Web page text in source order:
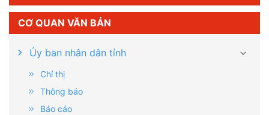
CƠ QUAN VĂN BẢN
Ủy ban nhân dân tỉnh
Chỉ thị
Thông báo
Báo cáo